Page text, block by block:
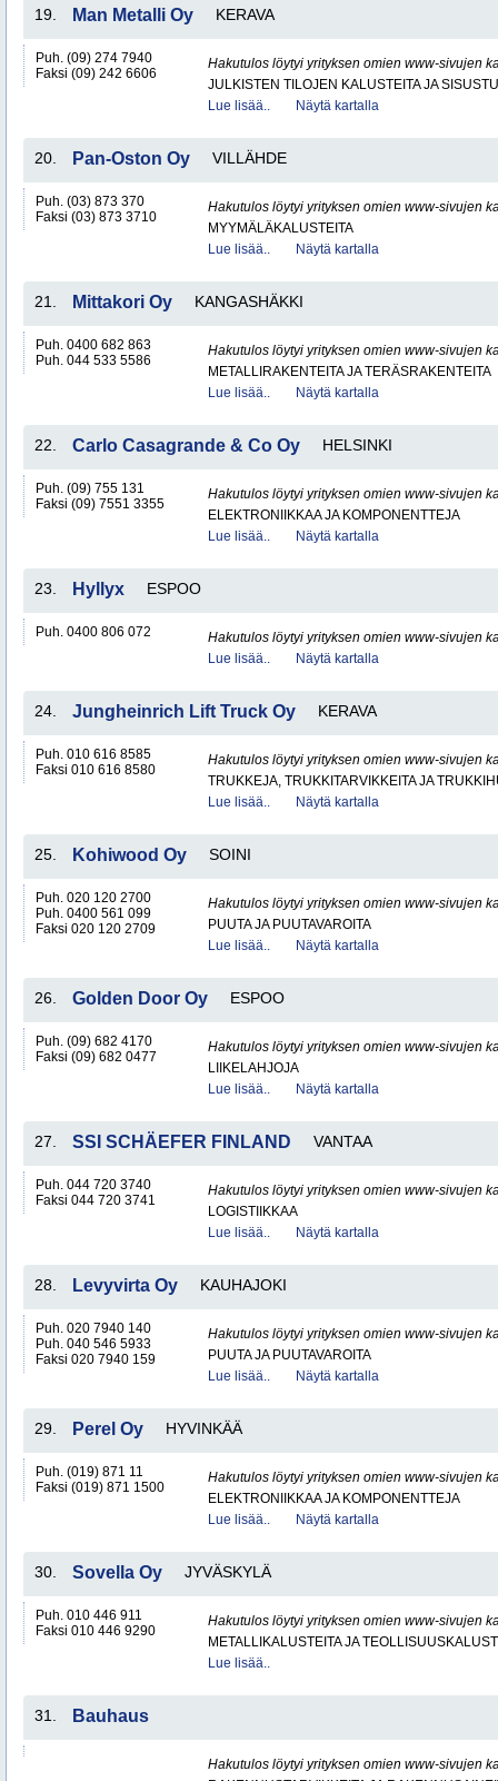
19. Man Metalli Oy KERAVA
Puh. (09) 274 7940
Faksi (09) 242 6606
Hakutulos löytyi yrityksen omien www-sivujen
JULKISTEN TILOJEN KALUSTEITA JA
Lue lisää..
Näytä kartalla
20. Pan-Oston Oy VILLÄHDE
Puh. (03) 873 370
Faksi (03) 873 3710
Hakutulos löytyi yrityksen omien www-sivujen
MYYMÄLÄKALUSTEITA
Lue lisää..
Näytä kartalla
21. Mittakori Oy KANGASHÄKKI
Puh. 0400 682 863
Puh. 044 533 5586
Hakutulos löytyi yrityksen omien www-sivujen
METALLIRAKENTEITA JA TERÄSRAKENTEITA
Lue lisää..
Näytä kartalla
22. Carlo Casagrande & Co Oy HELSINKI
Puh. (09) 755 131
Faksi (09) 7551 3355
Hakutulos löytyi yrityksen omien www-sivujen
ELEKTRONIIKKAA JA KOMPONENTTEJA
Lue lisää..
Näytä kartalla
23. Hyllyx ESPOO
Puh. 0400 806 072
Hakutulos löytyi yrityksen omien www-sivujen
Lue lisää..
Näytä kartalla
24. Jungheinrich Lift Truck Oy KERAVA
Puh. 010 616 8585
Faksi 010 616 8580
Hakutulos löytyi yrityksen omien www-sivujen
TRUKKEJA, TRUKKITARVIKKEITA JA
Lue lisää..
Näytä kartalla
25. Kohiwood Oy SOINI
Puh. 020 120 2700
Puh. 0400 561 099
Faksi 020 120 2709
Hakutulos löytyi yrityksen omien www-sivujen
PUUTA JA PUUTAVAROITA
Lue lisää..
Näytä kartalla
26. Golden Door Oy ESPOO
Puh. (09) 682 4170
Faksi (09) 682 0477
Hakutulos löytyi yrityksen omien www-sivujen
LIIKELAHJOJA
Lue lisää..
Näytä kartalla
27. SSI SCHÄEFER FINLAND VANTAA
Puh. 044 720 3740
Faksi 044 720 3741
Hakutulos löytyi yrityksen omien www-sivujen
LOGISTIIKKAA
Lue lisää..
Näytä kartalla
28. Levyvirta Oy KAUHAJOKI
Puh. 020 7940 140
Puh. 040 546 5933
Faksi 020 7940 159
Hakutulos löytyi yrityksen omien www-sivujen
PUUTA JA PUUTAVAROITA
Lue lisää..
Näytä kartalla
29. Perel Oy HYVINKÄÄ
Puh. (019) 871 11
Faksi (019) 871 1500
Hakutulos löytyi yrityksen omien www-sivujen
ELEKTRONIIKKAA JA KOMPONENTTEJA
Lue lisää..
Näytä kartalla
30. Sovella Oy JYVÄSKYLÄ
Puh. 010 446 911
Faksi 010 446 9290
Hakutulos löytyi yrityksen omien www-sivujen
METALLIKALUSTEITA JA
Lue lisää..
31. Bauhaus
Hakutulos löytyi yrityksen omien www-sivujen